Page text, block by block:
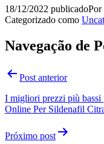
18/12/2022 publicadoPor
Categorizado como
Navegação de
Post anterior
I migliori prezzi più
Online Per Sildenafil
Próximo post